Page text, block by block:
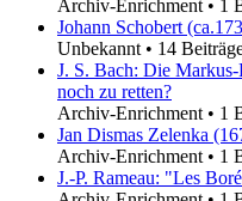
Archiv-Enrichment • 1
Johann Schobert
Unbekannt • 14
J. S. Bach: Die
noch zu retten?
Archiv-Enrichment • 1
Jan Dismas Zelenka
Archiv-Enrichment • 1
J.-P. Rameau: "Les